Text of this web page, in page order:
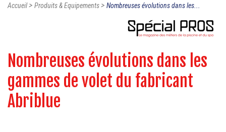
Accueil> Produits & Equipements> Nombreuses évolutions dans les...
Nombreuses évolutions dans les
gammes de volet du fabricant
Abriblue